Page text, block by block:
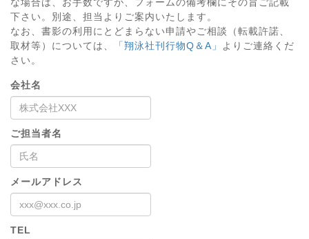
下さい。別途、担当よりご案内いたします。
なお、書影の利用にとどまらない申請やご相談（転載許諾、
取材等）については、
「翔泳社刊行物Q＆A」
よりご連絡くだ
さい。
会社名
ご担当者名
メールアドレス
TEL